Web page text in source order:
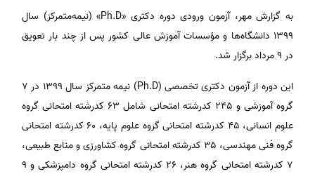
به گزارش مهر، آزمون ورودی دوره دکتری «Ph.D» (نیمه‌متمرکز) سال
۱۳۹۹ دانشگاه‌ها و مؤسسات آموزش عالی کشور پس از چند بار تعویق
در ۹ مرداد برگزار شد.
این دوره از آزمون دکتری تخصصی (Ph.D) نیمه متمرکز سال ۱۳۹۹ در ۷
گروه آموزشی و ۲۴۵ کدرشته امتحانی شامل ۶۳ کدرشته امتحانی گروه
علوم انسانی، ۴۵ کدرشته امتحانی گروه علوم پایه، ۶۰ کدرشته امتحانی
گروه فنی مهندسی، ۳۵ کدرشته امتحانی گروه کشاورزی و منابع طبیعی،
۷ کدرشته امتحانی گروه هنر، ۲۶ کدرشته امتحانی گروه دامپزشکی و ۹